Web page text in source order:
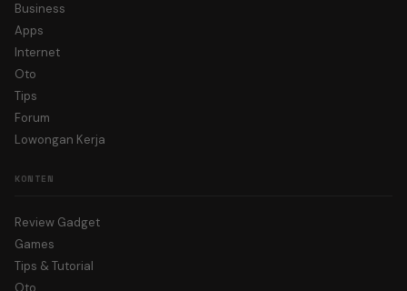
Business
Apps
Internet
Oto
Tips
Forum
Lowongan Kerja
KONTEN
Review Gadget
Games
Tips & Tutorial
Oto